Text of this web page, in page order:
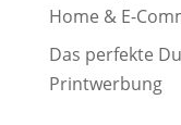
Home & E-
Das perfekte
Printwerbung